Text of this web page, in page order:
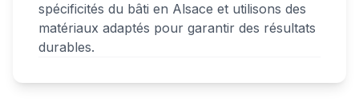
spécificités du bâti en Alsace et utilisons des
matériaux adaptés pour garantir des résultats
durables.